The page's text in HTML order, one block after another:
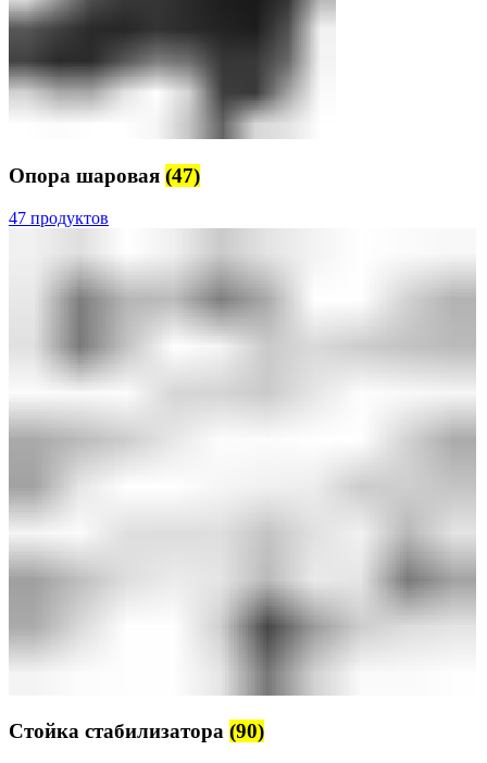
Опора шаровая (47)
47 продуктов
Стойка стабилизатора (90)